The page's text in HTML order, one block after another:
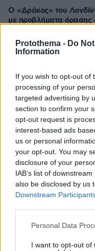
Protothema - Do
Information
If you wish to opt-out of
processing of your
targeted advertising by
section to confirm your
opt-out request is
interest-based ads
us or personal
your opt-out. You may
disclosure of your
IAB’s list of
also be disclosed by us
Downstream
Please note that this
not limited to your visit
Personal Data
I want to opt-out of
Ο «Δράκος» του
με προβλήματα όρασης
συλλάβει και τον
07.08.2026, 22:54
Η φωτογραφία του
με τη σύντροφό του
η βραδινή έξοδός τους
08.08.2026, 09:14
Χωροταξικό για τον
κανόνες για
εκτός σχεδίου δόμηση
08.08.2026, 08:10